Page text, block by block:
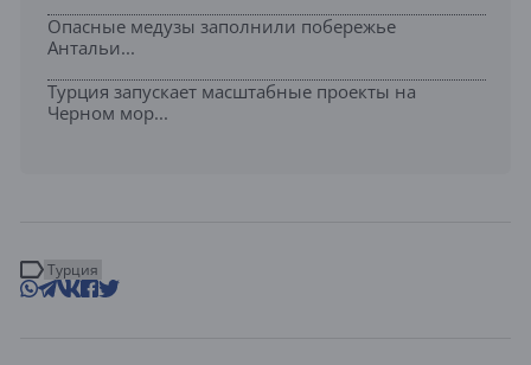
Опасные медузы заполнили побережье
Антальи...
Турция запускает масштабные проекты на
Черном мор...
Турция